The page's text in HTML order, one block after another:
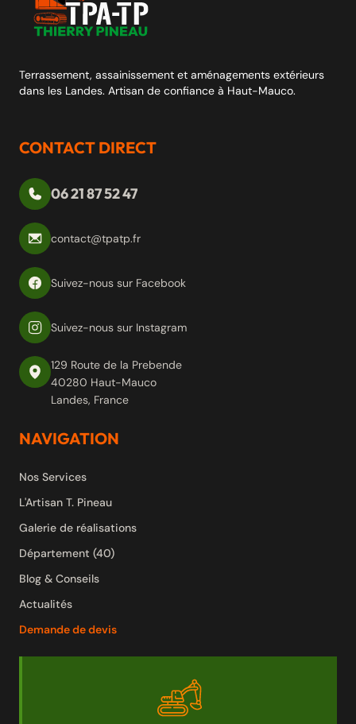
Terrassement, assainissement et aménagements extérieurs
dans les Landes. Artisan de confiance à Haut-Mauco.
CONTACT DIRECT
06 21 87 52 47
contact@tpatp.fr
Suivez-nous sur Facebook
Suivez-nous sur Instagram
129 Route de la Prebende
40280 Haut-Mauco
Landes, France
NAVIGATION
Nos Services
L'Artisan T. Pineau
Galerie de réalisations
Département (40)
Blog & Conseils
Actualités
Demande de devis